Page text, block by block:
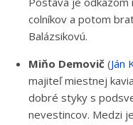
colníkov a potom
Balázsikovú.
Miňo Demovič (Ján
majiteľ miestnej
dobré styky s
nevestincov. Medzi